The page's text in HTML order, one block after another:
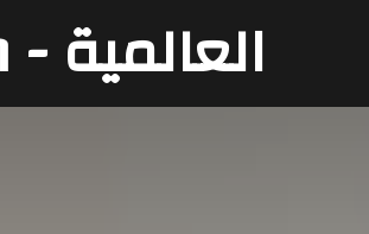
العالمية - Globalism